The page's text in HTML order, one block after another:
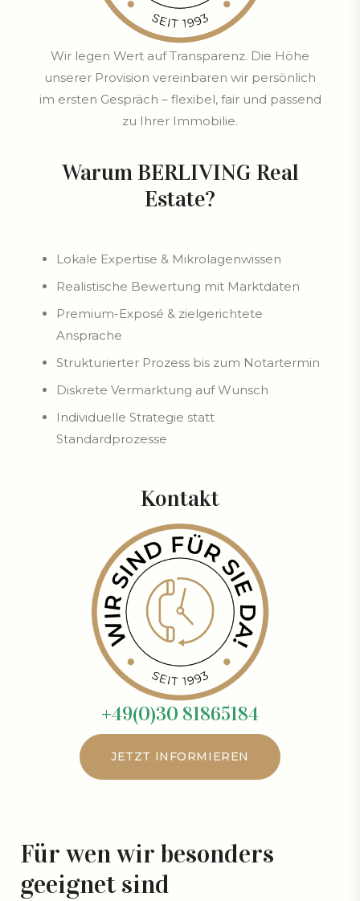
Wir legen Wert auf Transparenz. Die Höhe
unserer Provision vereinbaren wir persönlich
im ersten Gespräch – flexibel, fair und passend
zu Ihrer Immobilie.
Warum BERLIVING Real
Estate?
Lokale Expertise & Mikrolagenwissen
Realistische Bewertung mit Marktdaten
Premium-Exposé & zielgerichtete
Ansprache
Strukturierter Prozess bis zum Notartermin
Diskrete Vermarktung auf Wunsch
Individuelle Strategie statt
Standardprozesse
Kontakt
+49(0)30 81865184
JETZT INFORMIEREN
JETZT INFORMIEREN
Für wen wir besonders
geeignet sind